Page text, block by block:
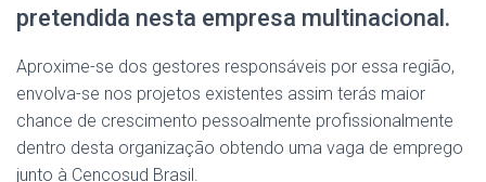
pretendida nesta empresa multinacional.
Aproxime-se dos gestores responsáveis ​​por essa região,
envolva-se nos projetos existentes assim terás maior
chance de crescimento pessoalmente profissionalmente
dentro desta organização obtendo uma vaga de emprego
junto à Cencosud Brasil.